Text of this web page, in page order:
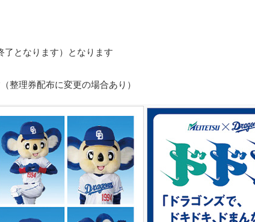
了となります）となります
整理券配布に変更の場合あり）